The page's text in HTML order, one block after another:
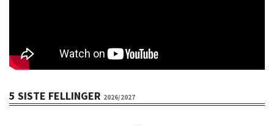
5 SISTE FELLINGER 2026/2027